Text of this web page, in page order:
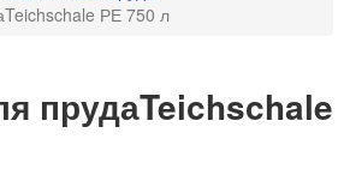
РЕ 750 л
прудаTeichschale